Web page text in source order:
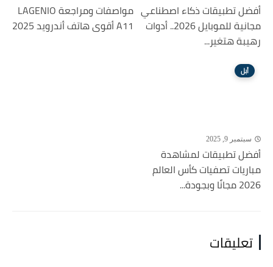
أفضل تطبيقات ذكاء اصطناعي
مجانية للموبايل 2026.. أدوات
رهيبة هتغير...
مواصفات ومراجعة LAGENIO
A11 أقوى هاتف أندرويد 2025
أبل
سبتمبر 9, 2025
أفضل تطبيقات لمشاهدة
مباريات تصفيات كأس العالم
2026 مجانًا وبجودة...
تعليقات